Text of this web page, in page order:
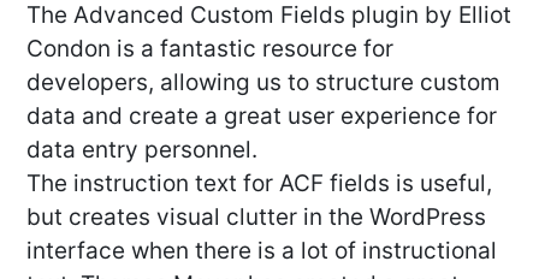
The Advanced Custom Fields plugin by Elliot
Condon is a fantastic resource for
developers, allowing us to structure custom
data and create a great user experience for
data entry personnel.
The instruction text for ACF fields is useful,
but creates visual clutter in the WordPress
interface when there is a lot of instructional